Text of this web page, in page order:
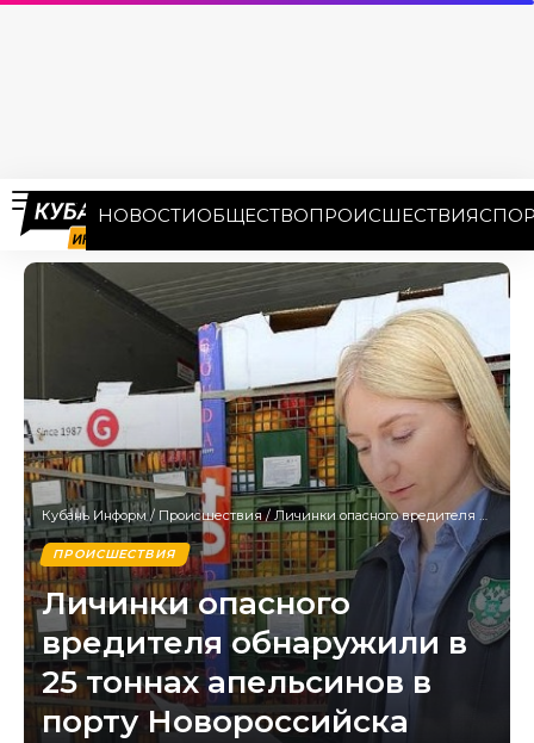
НОВОСТИОБЩЕСТВОПРОИСШЕСТВИЯ
Кубань Информ/ Происшествия/ Личинки опасного вредителя обнаружили в 25 тоннах апельсинов в порту Новороссийска
ПРОИСШЕСТВИЯ
Личинки опасного
вредителя обнаружили в
25 тоннах апельсинов в
порту Новороссийска